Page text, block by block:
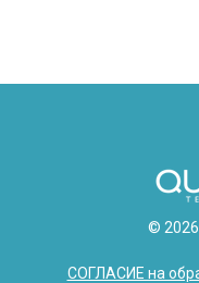
© 2026
СОГЛАСИЕ на